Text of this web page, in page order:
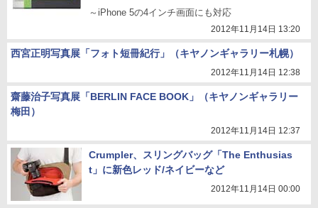
～iPhone 5の4インチ画面にも対応
2012年11月14日 13:20
西宮正明写真展「フォト短冊紀行」（キヤノンギャラリー札幌）
2012年11月14日 12:38
齋藤治子写真展「BERLIN FACE BOOK」（キヤノンギャラリー
梅田）
2012年11月14日 12:37
Crumpler、スリングバッグ「The Enthusias
t」に新色レッド/ネイビーなど
2012年11月14日 00:00